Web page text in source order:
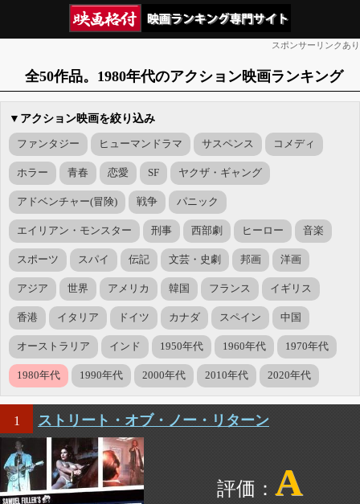
スポンサーリンクあり
全50作品。1980年代のアクション映画ランキング
▼アクション映画を絞り込み
ファンタジー ヒューマンドラマ サスペンス コメディ
ホラー 青春 恋愛 SF ヤクザ・ギャング
アドベンチャー(冒険) 戦争 パニック
エイリアン・モンスター 刑事 西部劇 ヒーロー 音楽
スポーツ スパイ 伝記 文芸・史劇 邦画 洋画
アジア 世界 アメリカ 韓国 フランス イギリス
香港 イタリア ドイツ カナダ スペイン 中国
オーストラリア インド 1950年代 1960年代 1970年代
1980年代 1990年代 2000年代 2010年代 2020年代
1 ストリート・オブ・ノー・リターン
A